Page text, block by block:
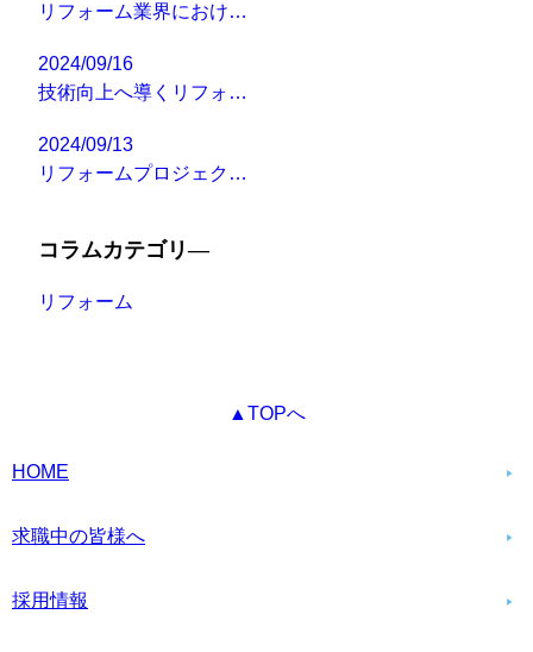
リフォーム業界におけ…
2024/09/16
技術向上へ導くリフォ…
2024/09/13
リフォームプロジェク…
コラムカテゴリ―
リフォーム
▲TOPへ
HOME
求職中の皆様へ
採用情報